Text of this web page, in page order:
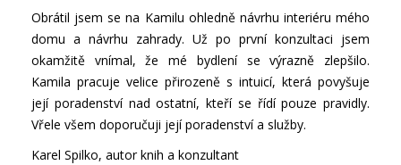
Obrátil jsem se na Kamilu ohledně návrhu interiéru mého
domu a návrhu zahrady. Už po první konzultaci jsem
okamžitě vnímal, že mé bydlení se výrazně zlepšilo.
Kamila pracuje velice přirozeně s intuicí, která povyšuje
její poradenství nad ostatní, kteří se řídí pouze pravidly.
Vřele všem doporučuji její poradenství a služby.
Karel Spilko, autor knih a konzultant